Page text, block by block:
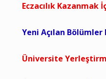
Eczacılık Kazanmak
Yeni Açılan
Üniversite